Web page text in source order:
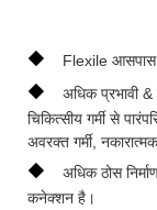
◆ Flexile आसपास
◆
अधिक प्रभावी
चिकित्सीय गर्मी से
अवरक्त गर्मी,
◆
अधिक ठोस
कनेक्शन है।